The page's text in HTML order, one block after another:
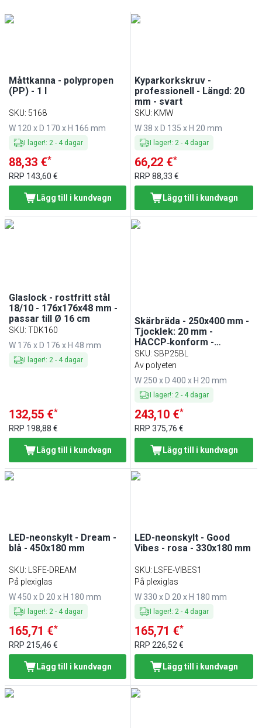
Måttkanna - polypropen
(PP) - 1 l
SKU: 5168
W 120 x D 170 x H 166 mm
I lager!: 2- 4 dagar
88,33 €*
RRP 143,60 €
Lägg till i kundvagn
Kyparkorkskruv -
professionell - Längd: 20
mm - svart
SKU: KMW
W 38 x D 135 x H 20 mm
I lager!: 2 - 4 dagar
66,22 €*
RRP88,33 €
Lägg till i kundvagn
Glaslock - rostfritt stål
18/10 - 176x176x48 mm -
passar till Ø 16 cm
SKU: TDK160
W 176 x D 176 x H 48 mm
I lager!: 2- 4 dagar
132,55 €*
RRP 198,88 €
Lägg till i kundvagn
Skärbräda - 250x400 mm -
Tjocklek: 20 mm -
HACCP‑konform -
polyeten (HDPE 500) - blå -
diskmaskinssäkert -
halkfri
SKU: SBP25BL
Av polyeten
W 250 x D 400 x H 20 mm
I lager!: 2 - 4 dagar
243,10 €*
RRP375,76 €
Lägg till i kundvagn
LED-neonskylt - Dream -
blå - 450x180 mm
SKU: LSFE-DREAM
På plexiglas
W 450 x D 20 x H 180 mm
I lager!: 2- 4 dagar
165,71 €*
RRP 215,46 €
Lägg till i kundvagn
LED-neonskylt - Good
Vibes - rosa - 330x180 mm
SKU: LSFE-VIBES1
På plexiglas
W 330 x D 20 x H 180 mm
I lager!: 2 - 4 dagar
165,71 €*
RRP226,52 €
Lägg till i kundvagn